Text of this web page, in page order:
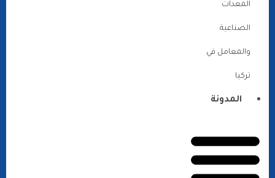
المعدات
الصناعية
والمعامل في
تركيا
المدونة